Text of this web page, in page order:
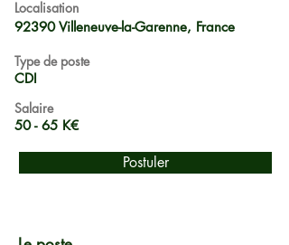
Localisation
92390 Villeneuve-la-Garenne, France
Type de poste
CDI
Salaire
50 - 65 K€
Postuler